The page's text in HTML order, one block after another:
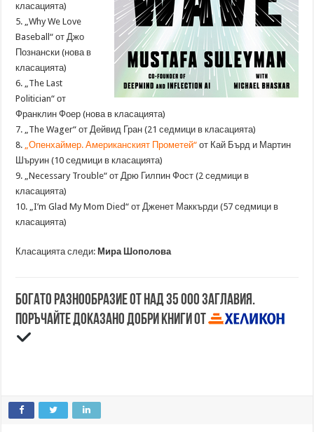
класацията)
5. „Why We Love
Baseball“ от Джо
Познански (нова в
класацията)
6. „The Last
Politician“ от
Франклин Фоер (нова в класацията)
7. „The Wager“ от Дейвид Гран (21 седмици в класацията)
8. „Опенхаймер. Американският Прометей“ от Кай Бърд и Мартин
Шъруин (10 седмици в класацията)
9. „Necessary Trouble“ от Дрю Гилпин Фост (2 седмици в
класацията)
10. „I’m Glad My Mom Died“ от Дженет Маккърди (57 седмици в
класацията)
Класацията следи: Мира Шополова
Богато разнообразие от над 35 000 заглавия.
Поръчайте доказано добри книги от